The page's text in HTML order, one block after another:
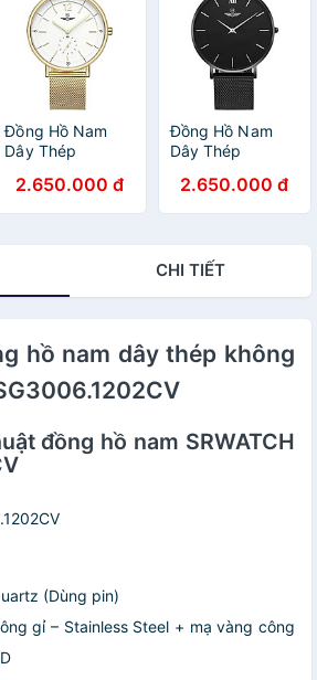
Đồng Hồ Nam
Dây Thép
SG2087.1402
(39mm)
2.650.000 đ
Đồng Hồ Nam
Dây Thép
SG1085.1601
(40mm)
2.650.000 đ
CHI TIẾT
hồ nam dây thép không
đồng hồ nam SRWATCH
(Dùng pin)
gỉ – Stainless Steel + mạ vàng công